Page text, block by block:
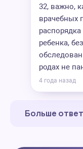
32, важно,
врачебных
ребенка,
родах не
4 года назад
Больше